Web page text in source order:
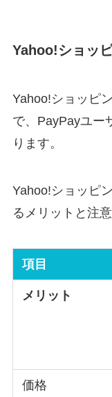
Yahoo!ショッ
Yahoo!ショッピン
で、PayPayユー
ります。
Yahoo!ショッピ
るメリットと注
項目
メリット
価格